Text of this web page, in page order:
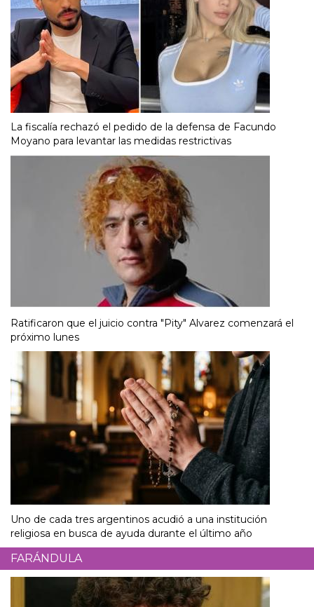
La fiscalía rechazó el pedido de la defensa de Facundo
Moyano para levantar las medidas restrictivas
Ratificaron que el juicio contra "Pity" Alvarez comenzará el
próximo lunes
Uno de cada tres argentinos acudió a una institución
religiosa en busca de ayuda durante el último año
FARÁNDULA